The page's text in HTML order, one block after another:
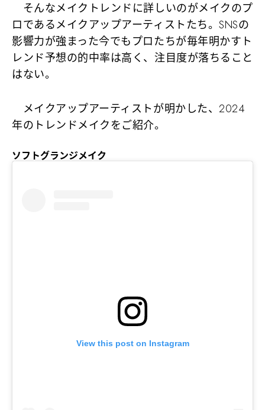
そんなメイクトレンドに詳しいのがメイクのプ
ロであるメイクアップアーティストたち。SNSの
影響力が強まった今でもプロたちが毎年明かすト
レンド予想の的中率は高く、注目度が落ちること
はない。
メイクアップアーティストが明かした、2024
年のトレンドメイクをご紹介。
ソフトグランジメイク
View this post on Instagram